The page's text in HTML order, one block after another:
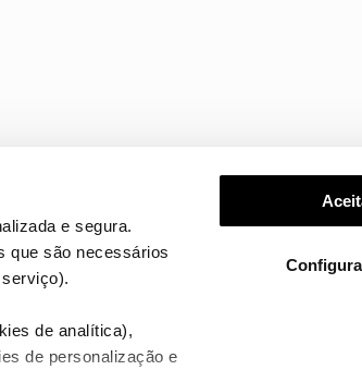
e segura.
que são necessários
de analítica),
de personalização e